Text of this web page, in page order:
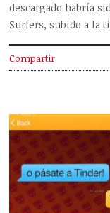
descargado habría
Surfers, subido a la
Compartir